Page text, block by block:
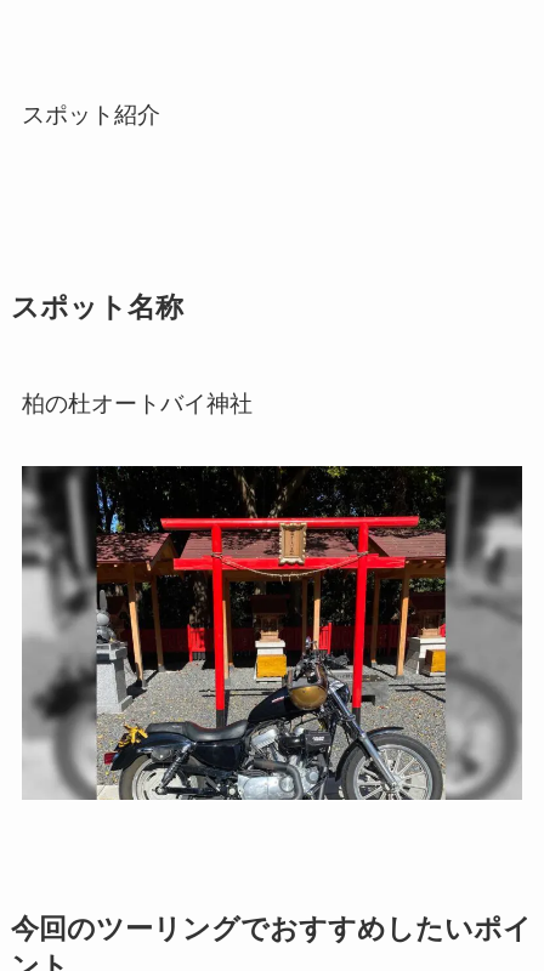
スポット紹介
スポット名称
柏の杜オートバイ神社
今回のツーリングでおすすめしたいポイ